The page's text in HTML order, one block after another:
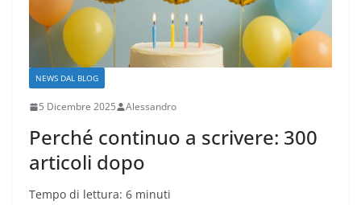
NEWS DAL BLOG
5 Dicembre 2025 Alessandro
Perché continuo a scrivere: 300
articoli dopo
Tempo di lettura: 6 minuti